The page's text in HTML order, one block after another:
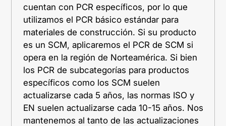
cuentan con PCR específicos, por lo que
utilizamos el PCR básico estándar para
materiales de construcción. Si su producto
es un SCM, aplicaremos el PCR de SCM si
opera en la región de Norteamérica. Si bien
los PCR de subcategorías para productos
específicos como los SCM suelen
actualizarse cada 5 años, las normas ISO y
EN suelen actualizarse cada 10-15 años. Nos
mantenemos al tanto de las actualizaciones